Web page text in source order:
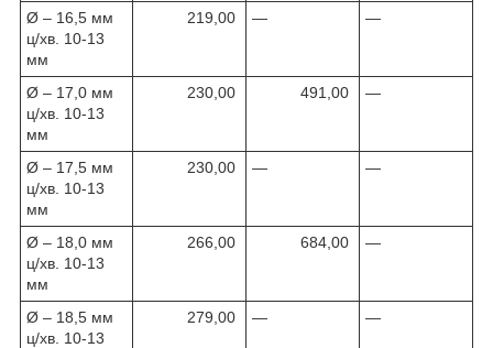
Ø – 16,5 мм
ц/хв. 10-13
мм
219,00 — —
Ø – 17,0 мм
ц/хв. 10-13
мм
230,00 491,00 —
Ø – 17,5 мм
ц/хв. 10-13
мм
230,00 — —
Ø – 18,0 мм
ц/хв. 10-13
мм
266,00 684,00 —
Ø – 18,5 мм
ц/хв. 10-13
279,00 — —